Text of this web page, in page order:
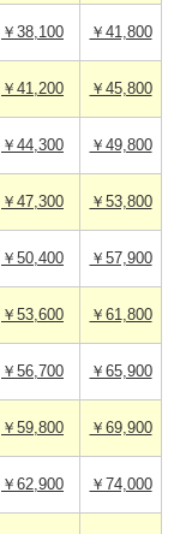
￥38,100 ￥41,800
￥41,200 ￥45,800
￥44,300 ￥49,800
￥47,300 ￥53,800
￥50,400 ￥57,900
￥53,600 ￥61,800
￥56,700 ￥65,900
￥59,800 ￥69,900
￥62,900 ￥74,000